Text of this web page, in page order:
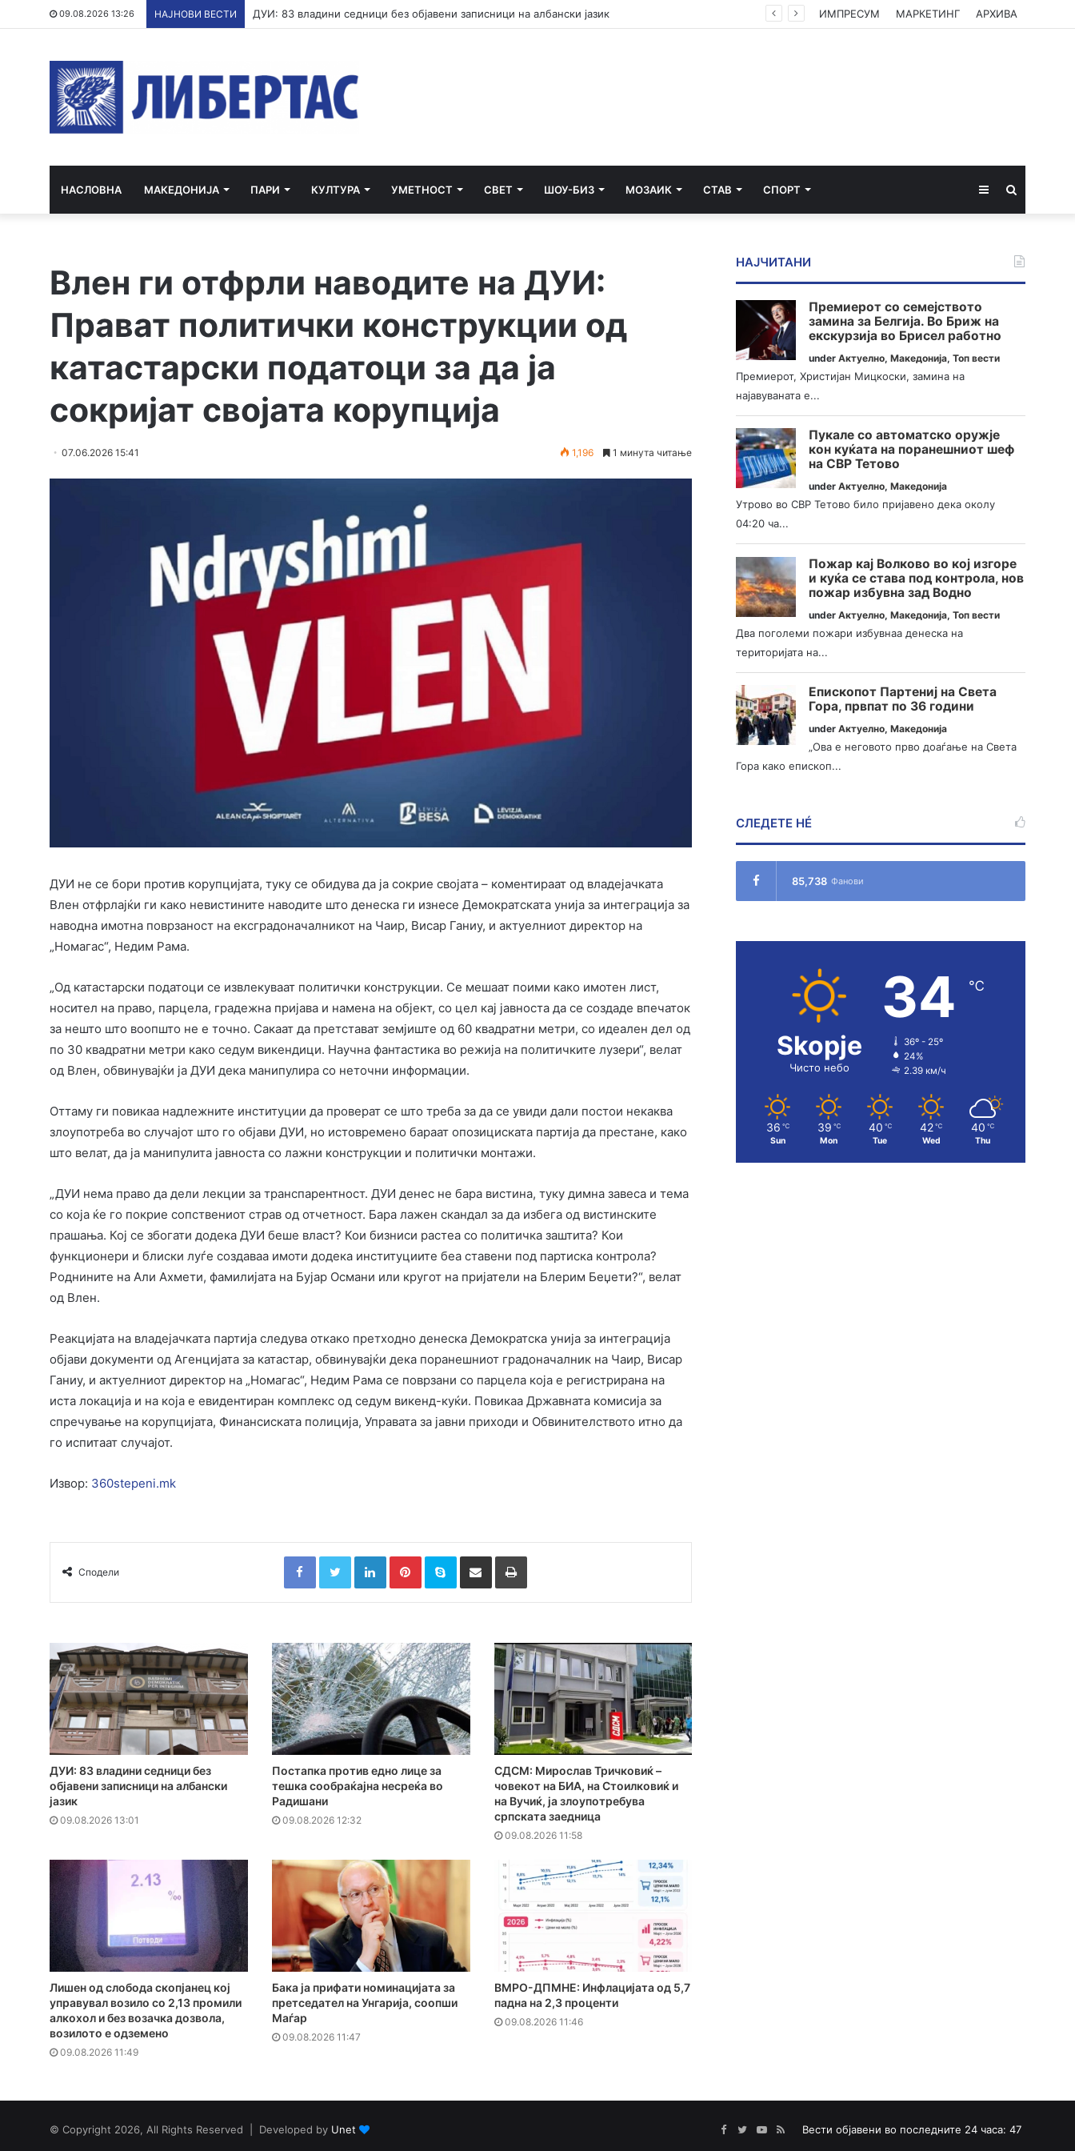
09.08.2026 13:26 НАЈНОВИ ВЕСТИ Постапка против едно лице за тешка сообраќајна несреќа во Радишани ИМПРЕСУМ МАРКЕТИНГ АРХИВА
НАСЛОВНА МАКЕДОНИЈА ПАРИ КУЛТУРА УМЕТНОСТ СВЕТ ШОУ-БИЗ МОЗАИК СТАВ СПОРТ Sidebar
Влен ги отфрли наводите на ДУИ:
Прават политички конструкции од
катастарски податоци за да ја
сокријат својата корупција
07.06.2026 15:41 1,196 1 минута читање
ДУИ не се бори против корупцијата, туку се обидува да ја сокрие својата – коментираат од владејачката
Влен отфрлајќи ги како невистините наводите што денеска ги изнесе Демократската унија за интеграција за
наводна имотна поврзаност на ексградоначалникот на Чаир, Висар Ганиу, и актуелниот директор на
„Номагас“, Недим Рама.
„Од катастарски податоци се извлекуваат политички конструкции. Се мешаат поими како имотен лист,
носител на право, парцела, градежна пријава и намена на објект, со цел кај јавноста да се создаде впечаток
за нешто што воопшто не е точно. Сакаат да претстават земјиште од 60 квадратни метри, со идеален дел од
по 30 квадратни метри како седум викендици. Научна фантастика во режија на политичките лузери“, велат
од Влен, обвинувајќи ја ДУИ дека манипулира со неточни информации.
Оттаму ги повикаа надлежните институции да проверат се што треба за да се увиди дали постои некаква
злоупотреба во случајот што го објави ДУИ, но истовремено бараат опозициската партија да престане, како
што велат, да ја манипулита јавноста со лажни конструкции и политички монтажи.
„ДУИ нема право да дели лекции за транспарентност. ДУИ денес не бара вистина, туку димна завеса и тема
со која ќе го покрие сопствениот страв од отчетност. Бара лажен скандал за да избега од вистинските
прашања. Кој се збогати додека ДУИ беше власт? Кои бизниси растеа со политичка заштита? Кои
функционери и блиски луѓе создаваа имоти додека институциите беа ставени под партиска контрола?
Роднините на Али Ахмети, фамилијата на Бујар Османи или кругот на пријатели на Блерим Беџети?“, велат
од Влен.
Реакцијата на владејачката партија следува откако претходно денеска Демократска унија за интеграција
објави документи од Агенцијата за катастар, обвинувајќи дека поранешниот градоначалник на Чаир, Висар
Ганиу, и актуелниот директор на „Номагас“, Недим Рама се поврзани со парцела која е регистрирана на
иста локација и на која е евидентиран комплекс од седум викенд-куќи. Повикаа Државната комисија за
спречување на корупцијата, Финансиската полиција, Управата за јавни приходи и Обвинителството итно да
го испитаат случајот.
Извор: 360stepeni.mk
Сподели
FacebookTwitterLinkedInPinterestSkype Сподели преку Е-маил Испринтај
ДУИ: 83 владини седници без
објавени записници на албански
јазик
09.08.2026 13:01
Постапка против едно лице за
тешка сообраќајна несреќа во
Радишани
09.08.2026 12:32
СДСМ: Мирослав Тричковиќ –
човекот на БИА, на Стоилковиќ и
на Вучиќ, ја злоупотребува
српската заедница
09.08.2026 11:58
Лишен од слобода скопјанец кој
управувал возило со 2,13 промили
алкохол и без возачка дозвола,
возилото е одземено
09.08.2026 11:49
Бака ја прифати номинацијата за
претседател на Унгарија, соопши
Маѓар
09.08.2026 11:47
ВМРО-ДПМНЕ: Инфлацијата од 5,7
падна на 2,3 проценти
09.08.2026 11:46
НАЈЧИТАНИ
Премиерот со семејството
замина за Белгија. Во Бриж на
екскурзија во Брисел работно
underАктуелно,Македонија,Топ вести
Премиерот, Христијан Мицкоски, замина на
најавуваната е...
Пукале со автоматско оружје
кон куќата на поранешниот шеф
на СВР Тетово
underАктуелно,Македонија
Утрово во СВР Тетово било пријавено дека околу
04:20 ча...
Пожар кај Волково во кој изгоре
и куќа се става под контрола, нов
пожар избувна зад Водно
underАктуелно,Македонија,Топ вести
Два поголеми пожари избувнаа денеска на
територијата на...
Епископот Партениј на Света
Гора, првпат по 36 години
underАктуелно,Македонија
„Ова е неговото прво доаѓање на Света
Гора како епископ...
СЛЕДЕТЕ НÉ
85,738 Фанови
Skopje
Чисто небо
34 ℃
36º - 25º
24%
2.39 км/ч
36 ℃
Sun
39 ℃
Mon
40 ℃
Tue
42 ℃
Wed
40 ℃
Thu
© Copyright 2026, All Rights Reserved | Developed by Unet Вести објавени во последните 24 часа: 47
Facebook
TwitterYouTube
RSS